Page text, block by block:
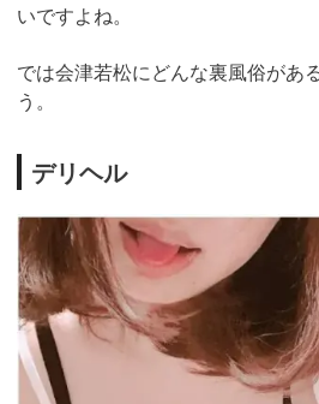
いですよね。
では会津若松にどんな裏風俗があ
う。
デリヘル